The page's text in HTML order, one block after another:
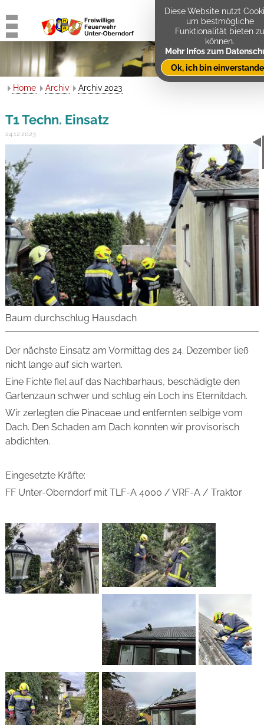
Home Archiv Archiv 2023
T1 Techn. Einsatz
24.12.2023
Baum durchschlug Hausdach
Der nächste Einsatz am Vormittag des 24. Dezember ließ
nicht lange auf sich warten.
Eine Fichte fiel auf das Nachbarhaus, beschädigte den
Gartenzaun schwer und schlug ein Loch ins Eternitdach.
Wir zerlegten die Pinaceae und entfernten selbige vom
Dach. Den Schaden am Dach konnten wir provisorisch
abdichten.
Eingesetzte Kräfte:
FF Unter-Oberndorf mit TLF-A 4000 / VRF-A / Traktor
Diese Website nutzt
um bestmögliche
Funktionalität bieten zu
können.
Mehr Infos zum
Ok, ich bin